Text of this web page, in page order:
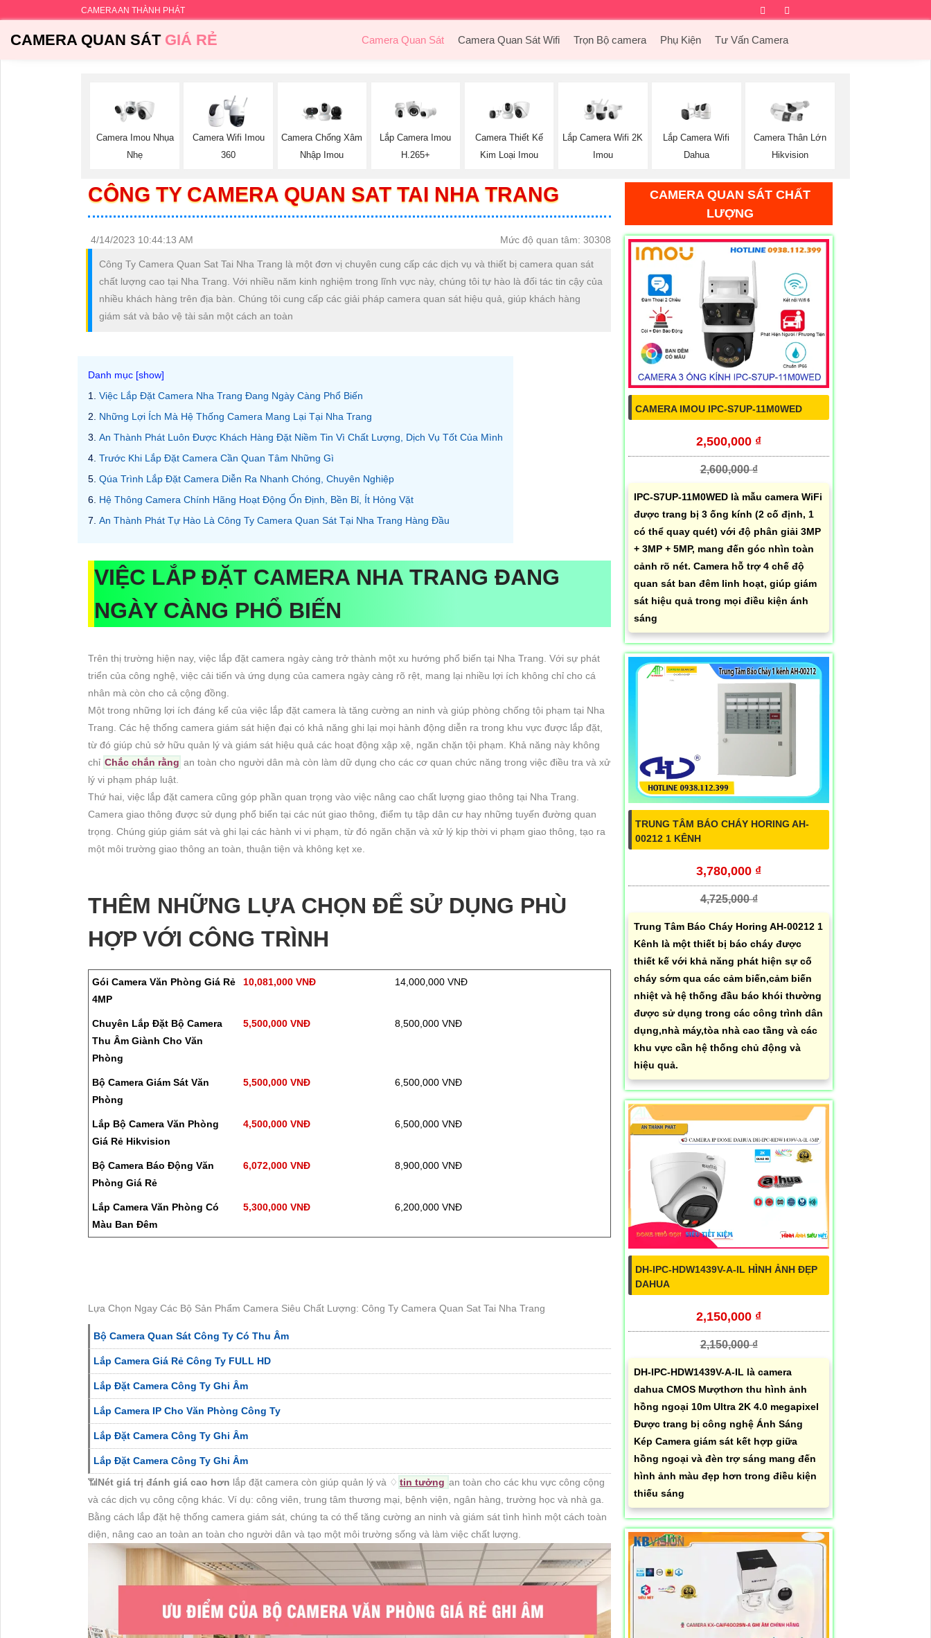
CAMERA AN THÀNH PHÁT Facebook
CAMERA QUAN SÁTGIÁ RẺ Camera Quan Sát Camera Quan Sát Wifi Trọn Bộ camera Phụ Kiện Tư Vấn Camera
Camera Imou Nhụa
Nhẹ
Camera Wifi Imou
360
Camera Chống Xâm
Nhập Imou
Lắp Camera Imou
H.265+
Camera Thiết Kế
Kim Loại Imou
Lắp Camera Wifi 2K
Imou
Lắp Camera Wifi
Dahua
Camera Thân Lớn
Hikvision
CÔNG TY CAMERA QUAN SAT TAI NHA TRANG
4/14/2023 10:44:13 AM Mức độ quan tâm: 30308
Công Ty Camera Quan Sat Tai Nha Trang là một đơn vị chuyên cung cấp các dịch vụ và thiết bị camera quan sát
chất lượng cao tại Nha Trang. Với nhiều năm kinh nghiệm trong lĩnh vực này, chúng tôi tự hào là đối tác tin cậy của
nhiều khách hàng trên địa bàn. Chúng tôi cung cấp các giải pháp camera quan sát hiệu quả, giúp khách hàng
giám sát và bảo vệ tài sản một cách an toàn
Việc Lắp Đặt Camera Nha Trang Đang Ngày Càng Phổ Biến
Những Lợi Ích Mà Hệ Thống Camera Mang Lại Tại Nha Trang
An Thành Phát Luôn Được Khách Hàng Đặt Niềm Tin Vì Chất Lượng, Dịch Vụ Tốt Của Mình
Trước Khi Lắp Đặt Camera Cần Quan Tâm Những Gì
Qúa Trình Lắp Đặt Camera Diễn Ra Nhanh Chóng, Chuyên Nghiệp
Hệ Thông Camera Chính Hãng Hoạt Động Ổn Định, Bền Bỉ, Ít Hỏng Vặt
An Thành Phát Tự Hào Là Công Ty Camera Quan Sát Tại Nha Trang Hàng Đầu
VIỆC LẮP ĐẶT CAMERA NHA TRANG ĐANG
NGÀY CÀNG PHỔ BIẾN
Trên thị trường hiện nay, việc lắp đặt camera ngày càng trở thành một xu hướng phổ biến tại Nha Trang. Với sự phát
triển của công nghệ, việc cải tiến và ứng dụng của camera ngày càng rõ rệt, mang lại nhiều lợi ích không chỉ cho cá
nhân mà còn cho cả cộng đồng.
Một trong những lợi ích đáng kể của việc lắp đặt camera là tăng cường an ninh và giúp phòng chống tội phạm tại Nha
Trang. Các hệ thống camera giám sát hiện đại có khả năng ghi lại mọi hành động diễn ra trong khu vực được lắp đặt,
từ đó giúp chủ sở hữu quản lý và giám sát hiệu quả các hoạt động xập xệ, ngăn chặn tội phạm. Khả năng này không
chỉ Chắc chắn rằng an toàn cho người dân mà còn làm dữ dụng cho các cơ quan chức năng trong việc điều tra và xử
lý vi phạm pháp luật.
Thứ hai, việc lắp đặt camera cũng góp phần quan trọng vào việc nâng cao chất lượng giao thông tại Nha Trang.
Camera giao thông được sử dụng phổ biến tại các nút giao thông, điểm tụ tập dân cư hay những tuyến đường quan
trọng. Chúng giúp giám sát và ghi lại các hành vi vi phạm, từ đó ngăn chặn và xử lý kịp thời vi phạm giao thông, tạo ra
một môi trường giao thông an toàn, thuận tiện và không kẹt xe.
THÊM NHỮNG LỰA CHỌN ĐỂ SỬ DỤNG PHÙ
HỢP VỚI CÔNG TRÌNH
Gói Camera Văn Phòng Giá Rẻ
4MP
10,081,000 VNĐ 14,000,000 VNĐ
Chuyên Lắp Đặt Bộ Camera
Thu Âm Giành Cho Văn
Phòng
5,500,000 VNĐ 8,500,000 VNĐ
Bộ Camera Giám Sát Văn
Phòng
5,500,000 VNĐ 6,500,000 VNĐ
Lắp Bộ Camera Văn Phòng
Giá Rẻ Hikvision
4,500,000 VNĐ 6,500,000 VNĐ
Bộ Camera Báo Động Văn
Phòng Giá Rẻ
6,072,000 VNĐ 8,900,000 VNĐ
Lắp Camera Văn Phòng Có
Màu Ban Đêm
5,300,000 VNĐ 6,200,000 VNĐ
Lựa Chọn Ngay Các Bộ Sản Phẩm Camera Siêu Chất Lượng: Công Ty Camera Quan Sat Tai Nha Trang
Bộ Camera Quan Sát Công Ty Có Thu Âm
Lắp Camera Giá Rẻ Công Ty FULL HD
Lắp Đặt Camera Công Ty Ghi Âm
Lắp Camera IP Cho Văn Phòng Công Ty
Lắp Đặt Camera Công Ty Ghi Âm
Lắp Đặt Camera Công Ty Ghi Âm
📶Nét giá trị đánh giá cao hơn lắp đặt camera còn giúp quản lý và ♢ tin tưởng an toàn cho các khu vực công cộng
và các dịch vụ công cộng khác. Ví dụ: công viên, trung tâm thương mại, bệnh viện, ngân hàng, trường học và nhà ga.
Bằng cách lắp đặt hệ thống camera giám sát, chúng ta có thể tăng cường an ninh và giám sát tình hình một cách toàn
diện, nâng cao an toàn an toàn cho người dân và tạo một môi trường sống và làm việc chất lượng.
CAMERA QUAN SÁT CHẤT
LƯỢNG
CAMERA IMOU IPC-S7UP-11M0WED
2,500,000 ₫
2,600,000 ₫
IPC-S7UP-11M0WED là mẫu camera WiFi
được trang bị 3 ống kính (2 cố định, 1
có thể quay quét) với độ phân giải 3MP
+ 3MP + 5MP, mang đến góc nhìn toàn
cảnh rõ nét. Camera hỗ trợ 4 chế độ
quan sát ban đêm linh hoạt, giúp giám
sát hiệu quả trong mọi điều kiện ánh
sáng
TRUNG TÂM BÁO CHÁY HORING AH-
00212 1 KÊNH
3,780,000 ₫
4,725,000 ₫
Trung Tâm Báo Cháy Horing AH-00212 1
Kênh là một thiết bị báo cháy được
thiết kế với khả năng phát hiện sự cố
cháy sớm qua các cảm biến,cảm biến
nhiệt và hệ thống đầu báo khói thường
được sử dụng trong các công trình dân
dụng,nhà máy,tòa nhà cao tầng và các
khu vực cần hệ thống chủ động và
hiệu quả.
DH-IPC-HDW1439V-A-IL HÌNH ẢNH ĐẸP
DAHUA
2,150,000 ₫
2,150,000 ₫
DH-IPC-HDW1439V-A-IL là camera
dahua CMOS Mượthơn thu hình ảnh
hồng ngoại 10m Ultra 2K 4.0 megapixel
Được trang bị công nghệ Ánh Sáng
Kép Camera giám sát kết hợp giữa
hồng ngoại và đèn trợ sáng mang đến
hình ảnh màu đẹp hơn trong điều kiện
thiếu sáng